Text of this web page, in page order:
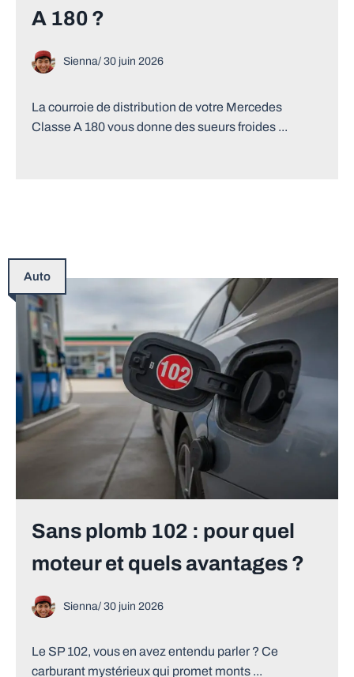
A 180 ?
Sienna/ 30 juin 2026
La courroie de distribution de votre Mercedes
Classe A 180 vous donne des sueurs froides ...
Auto
Sans plomb 102 : pour quel
moteur et quels avantages ?
Sienna/ 30 juin 2026
Le SP 102, vous en avez entendu parler ? Ce
carburant mystérieux qui promet monts ...